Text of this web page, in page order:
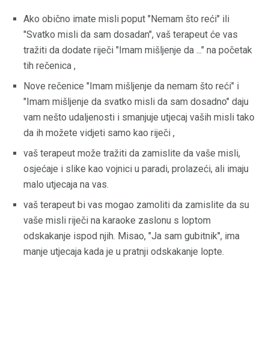
Ako obično imate misli poput "Nemam što reći" ili
"Svatko misli da sam dosadan", vaš terapeut će vas
tražiti da dodate riječi "Imam mišljenje da ..." na početak
tih rečenica ,
Nove rečenice "Imam mišljenje da nemam što reći" i
"Imam mišljenje da svatko misli da sam dosadno" daju
vam nešto udaljenosti i smanjuje utjecaj vaših misli tako
da ih možete vidjeti samo kao riječi ,
vaš terapeut može tražiti da zamislite da vaše misli,
osjećaje i slike kao vojnici u paradi, prolazeći, ali imaju
malo utjecaja na vas.
vaš terapeut bi vas mogao zamoliti da zamislite da su
vaše misli riječi na karaoke zaslonu s loptom
odskakanje ispod njih. Misao, "Ja sam gubitnik", ima
manje utjecaja kada je u pratnji odskakanje lopte.